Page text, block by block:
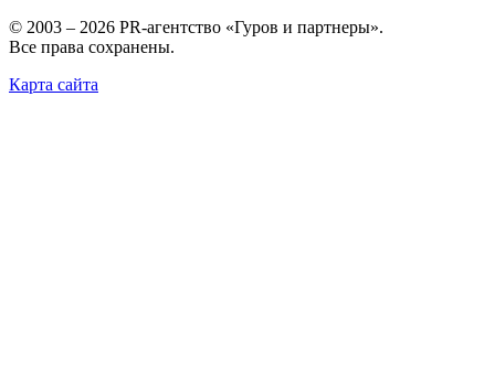
© 2003 – 2026 PR-агентство «Гуров и партнеры».
Все права сохранены.
Карта сайта